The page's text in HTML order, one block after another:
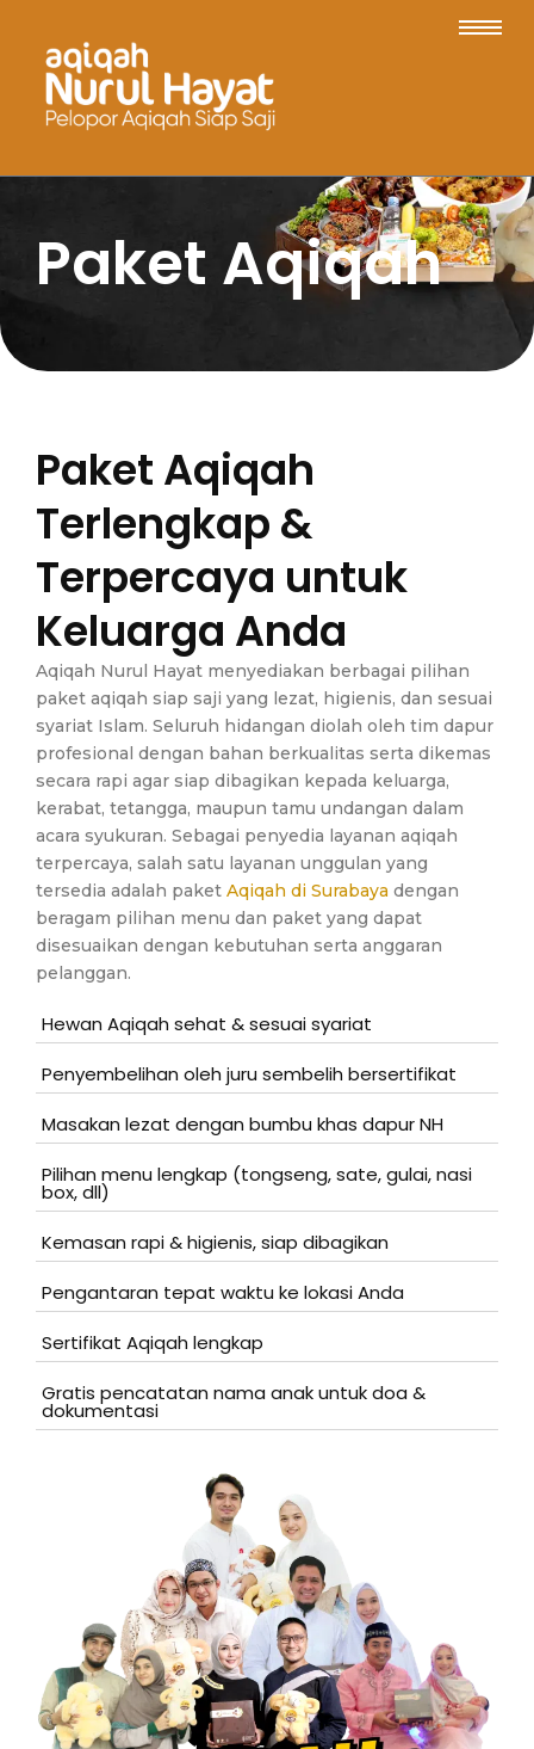
Paket Aqiqah
Paket Aqiqah
Terlengkap &
Terpercaya untuk
Keluarga Anda
Aqiqah Nurul Hayat menyediakan berbagai pilihan
paket aqiqah siap saji yang lezat, higienis, dan sesuai
syariat Islam. Seluruh hidangan diolah oleh tim dapur
profesional dengan bahan berkualitas serta dikemas
secara rapi agar siap dibagikan kepada keluarga,
kerabat, tetangga, maupun tamu undangan dalam
acara syukuran. Sebagai penyedia layanan aqiqah
terpercaya, salah satu layanan unggulan yang
tersedia adalah paket Aqiqah di Surabaya dengan
beragam pilihan menu dan paket yang dapat
disesuaikan dengan kebutuhan serta anggaran
pelanggan.
Hewan Aqiqah sehat & sesuai syariat
Penyembelihan oleh juru sembelih bersertifikat
Masakan lezat dengan bumbu khas dapur NH
Pilihan menu lengkap (tongseng, sate, gulai, nasi
box, dll)
Kemasan rapi & higienis, siap dibagikan
Pengantaran tepat waktu ke lokasi Anda
Sertifikat Aqiqah lengkap
Gratis pencatatan nama anak untuk doa &
dokumentasi